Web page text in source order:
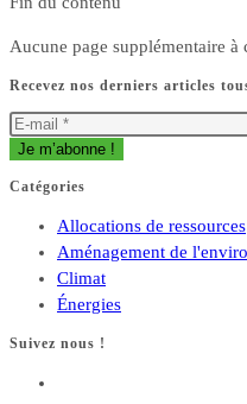
Aucune page supplémentaire à
Recevez nos derniers articles
Catégories
Allocations de ressources
Aménagement de
Climat
Énergies
Suivez nous !